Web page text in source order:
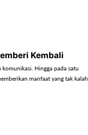
Kembali
Hingga pada satu
manfaat yang tak kalah